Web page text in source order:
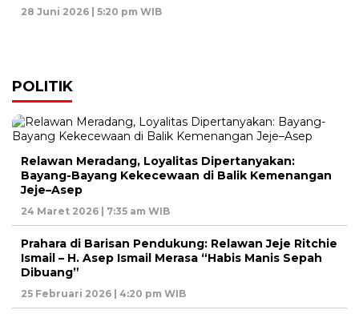
28 Juni 2026 | 5:20 pm WIB
POLITIK
Relawan Meradang, Loyalitas Dipertanyakan:
Bayang-Bayang Kekecewaan di Balik Kemenangan
Jeje–Asep
24 Maret 2026 | 7:35 am WIB
Prahara di Barisan Pendukung: Relawan Jeje Ritchie
Ismail – H. Asep Ismail Merasa “Habis Manis Sepah
Dibuang”
25 Februari 2026 | 4:20 pm WIB